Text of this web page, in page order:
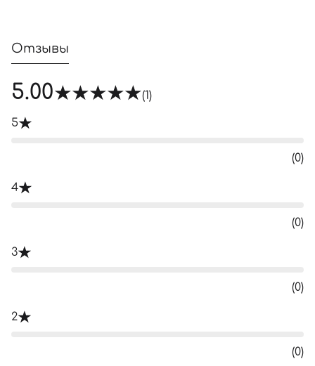
Отзывы
5.00 (1)
5
(0)
4
(0)
3
(0)
2
(0)